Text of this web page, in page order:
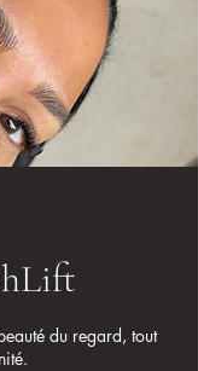
du regard, tout